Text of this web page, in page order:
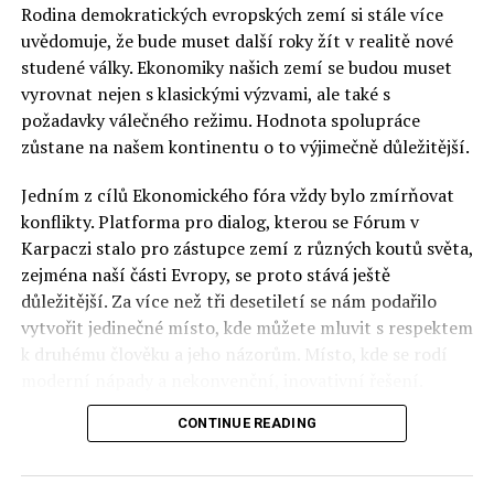
Rodina demokratických evropských zemí si stále více
uvědomuje, že bude muset další roky žít v realitě nové
studené války. Ekonomiky našich zemí se budou muset
vyrovnat nejen s klasickými výzvami, ale také s
požadavky válečného režimu. Hodnota spolupráce
zůstane na našem kontinentu o to výjimečně důležitější.
Jedním z cílů Ekonomického fóra vždy bylo zmírňovat
konflikty. Platforma pro dialog, kterou se Fórum v
Karpaczi stalo pro zástupce zemí z různých koutů světa,
zejména naší části Evropy, se proto stává ještě
důležitější. Za více než tři desetiletí se nám podařilo
vytvořit jedinečné místo, kde můžete mluvit s respektem
k druhému člověku a jeho názorům. Místo, kde se rodí
Polsko musí mít instituce, jejichž horizont činnosti je
politický tým. Pouze to vám dává šanci skutečně řešit
CONTINUE READING